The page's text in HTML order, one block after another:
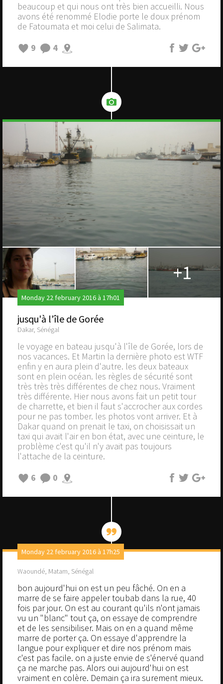
beaucoup et qui nous ont très bien accueilli. Nous
avons été renommé Elodie porte le doux prénom
de Fatoumata et moi celui de Salimata.
9
4
+1
Monday 22 february 2016 à 17h01
jusqu'à l'île de Gorée
Dakar, Sénégal
le voyage en bateau jusqu'à l'île de Gorée, lors de
nos vacances. Et Martin la dernière photo est WTF
enfin y en aura plein d'autre. les deux bateaux
sont en plein océan. les règles de sécurité sont
très très très différentes de chez nous. Vraiment
très différente. Hier nous avons fait un petit tour
de charrette, et bien il faut s'accrocher aux cordes
pour ne pas tomber. les photos vont arriver. Et à
Dakar quand on prenait le taxi, on choisissait un
taxi qui avait l'air en bon état, avec une ceinture, le
problème c'est qu'il n'y avait pas toujours
l'attache de la ceinture.
6
0
Monday 22 february 2016 à 17h25
Waoundé, Matam, Sénégal
bon aujourd'hui on est un peu fâché. On en a
marre de se faire appeler toubab dans la rue, 40
fois par jour. On est au courant qu'ils n'ont jamais
vu un "blanc" tout ça, on essaye de comprendre
et de les sensibiliser. Mais on en a quand même
marre de porter ça. On essaye d'apprendre la
langue pour expliquer et dire nos prénom mais
c'est pas facile. on a juste envie de s'énervé quand
ça ne marche pas. Alors oui aujourd'hui on est
vraiment en colère. Demain ça ira surement mieux.